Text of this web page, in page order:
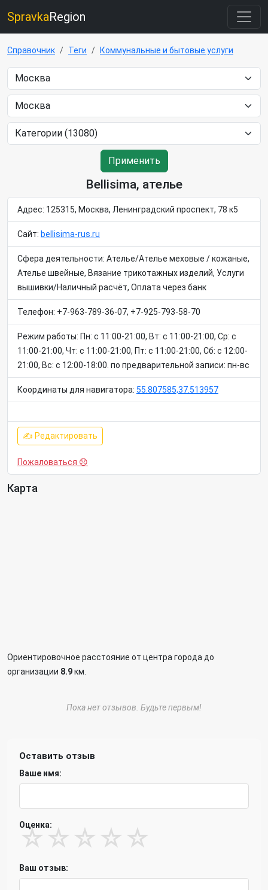
SpravkaRegion
Справочник Теги Коммунальные и бытовые услуги
Применить
Bellisima, ателье
Адрес: 125315, Москва, Ленинградский проспект, 78 к5
Сайт: bellisima-rus.ru
Сфера деятельности: Ателье/Ателье меховые / кожаные,
Ателье швейные, Вязание трикотажных изделий, Услуги
вышивки/Наличный расчёт, Оплата через банк
Телефон: +7-963-789-36-07, +7-925-793-58-70
Режим работы: Пн: c 11:00-21:00, Вт: c 11:00-21:00, Ср: c
11:00-21:00, Чт: c 11:00-21:00, Пт: c 11:00-21:00, Сб: c 12:00-
21:00, Вс: c 12:00-18:00. по предварительной записи: пн-вс
Координаты для навигатора: 55.807585,37.513957
✍ Редактировать
Пожаловаться 😞
Карта
Ориентировочное расстояние от центра города до
организации 8.9км.
Пока нет отзывов. Будьте первым!
Оставить отзыв
Ваше имя:
Оценка:
☆ ☆ ☆ ☆ ☆
Ваш отзыв: